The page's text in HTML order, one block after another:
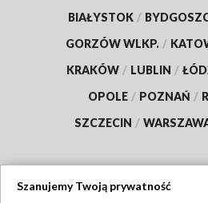
BIAŁYSTOK /
GORZÓW WLKP. /
KRAKÓW / LUBLIN /
OPOLE / POZNAŃ /
SZCZECIN /
Szanujemy Twoją prywatność